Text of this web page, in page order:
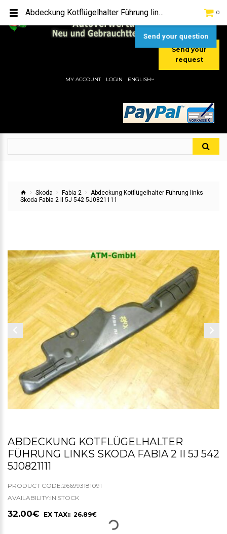
[+49] (0) 2232-5205
[+49] (0) 177 / 4080033
Send your
request
0
MY ACCOUNT LOGIN ENGLISH
Skoda Fabia 2
Abdeckung Kotflügelhalter Führung links
Skoda Fabia 2 II 5J 542 5J0821111
ABDECKUNG KOTFLÜGELHALTER
FÜHRUNG LINKS SKODA FABIA 2 II 5J 542
5J0821111
PRODUCT CODE:266993181091
AVAILABILITY:IN STOCK
32.00€ EX TAX:: 26.89€
Abdeckung Kotflügelhalter Führung links Skoda Fabia 2 II 5J 542 5J0821111
Send your question